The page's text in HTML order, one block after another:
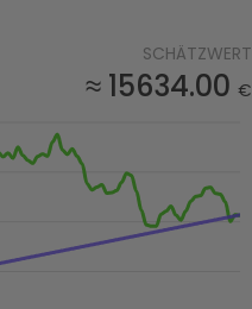
SCHÄTZWERT
≈ 15634.00 €